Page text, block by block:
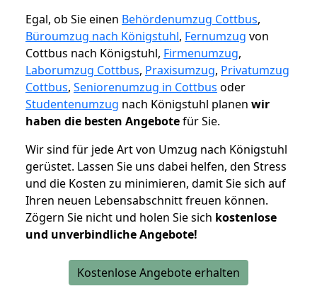
Egal, ob Sie einen Behördenumzug Cottbus,
Büroumzug nach Königstuhl, Fernumzug von
Cottbus nach Königstuhl, Firmenumzug,
Laborumzug Cottbus, Praxisumzug, Privatumzug
Cottbus, Seniorenumzug in Cottbus oder
Studentenumzug nach Königstuhl planen wir
haben die besten Angebotefür Sie.
Wir sind für jede Art von Umzug nach Königstuhl
gerüstet. Lassen Sie uns dabei helfen, den Stress
und die Kosten zu minimieren, damit Sie sich auf
Ihren neuen Lebensabschnitt freuen können.
Zögern Sie nicht und holen Sie sich kostenlose
und unverbindliche Angebote!
Kostenlose Angebote erhalten